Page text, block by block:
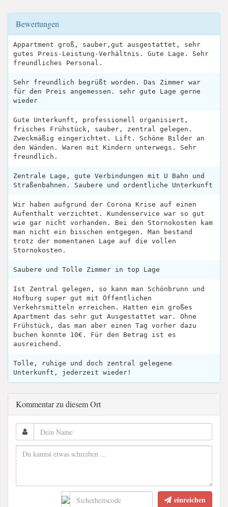
Bewertungen
Appartment groß, sauber,gut ausgestattet, sehr
gutes Preis-Leistung-Verhältnis. Gute Lage. Sehr
freundliches Personal.
Sehr freundlich begrüßt worden. Das Zimmer war
für den Preis angemessen. sehr gute Lage gerne
wieder
Gute Unterkunft, professionell organisiert,
frisches Frühstück, sauber, zentral gelegen.
Zweckmäßig eingerichtet. Lift. Schöne Bilder an
den Wänden. Waren mit Kindern unterwegs. Sehr
freundlich.
Zentrale Lage, gute Verbindungen mit U Bahn und
Straßenbahnen. Saubere und ordentliche Unterkunft
Wir haben aufgrund der Corona Krise auf einen
Aufenthalt verzichtet. Kundenservice war so gut
wie gar nicht vorhanden. Bei den Stornokosten kam
man nicht ein bisschen entgegen. Man bestand
trotz der momentanen Lage auf die vollen
Stornokosten.
Saubere und Tolle Zimmer in top Lage
Ist Zentral gelegen, so kann man Schönbrunn und
Hofburg super gut mit Öffentlichen
Verkehrsmitteln erreichen. Hatten ein großes
Apartment das sehr gut Ausgestattet war. Ohne
Frühstück, das man aber einen Tag vorher dazu
buchen konnte 10€. Für den Betrag ist es
ausreichend.
Tolle, ruhige und doch zentral gelegene
Unterkunft, jederzeit wieder!
Kommentar zu diesem Ort
einreichen